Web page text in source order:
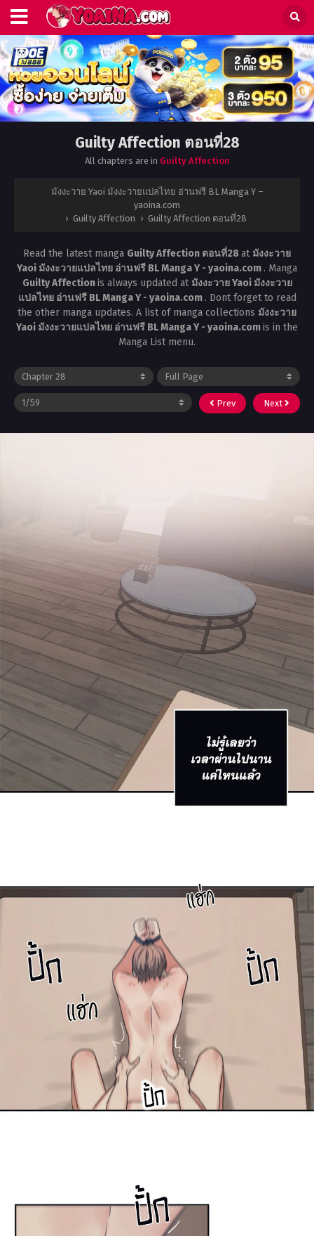
Guilty Affection ตอนที่28
All chapters are in Guilty Affection
มังงะวาย Yaoi มังงะวายแปลไทย อ่านฟรี BL Manga Y –
yaoina.com
› Guilty Affection › Guilty Affection ตอนที่28
Read the latest manga Guilty Affection ตอนที่28at มังงะวาย
Yaoi มังงะวายแปลไทย อ่านฟรี BL Manga Y - yaoina.com . Manga
Guilty Affectionis always updated at มังงะวาย Yaoi มังงะวาย
แปลไทย อ่านฟรี BL Manga Y - yaoina.com . Dont forget to read
the other manga updates. A list of manga collections มังงะวาย
Yaoi มังงะวายแปลไทย อ่านฟรี BL Manga Y - yaoina.comis in the
Manga List menu.
Prev Next